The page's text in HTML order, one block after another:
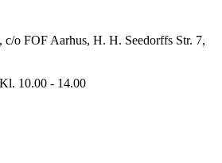
c/o FOF Aarhus, H. H. Seedorffs Str. 7,
10.00 - 14.00